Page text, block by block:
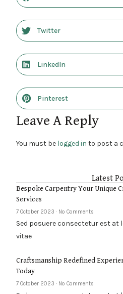
Twitter
LinkedIn
Pinterest
Leave A Reply
You must be logged in to post a
Latest
Bespoke Carpentry Your Unique
Services
7 October 2023 No Comments
Sed posuere consectetur est
vitae
Craftsmanship Redefined
Today
7 October 2023 No Comments